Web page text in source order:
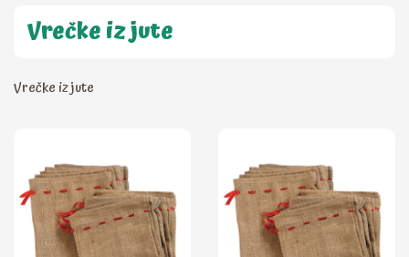
Vrečke iz jute
Vrečke iz jute